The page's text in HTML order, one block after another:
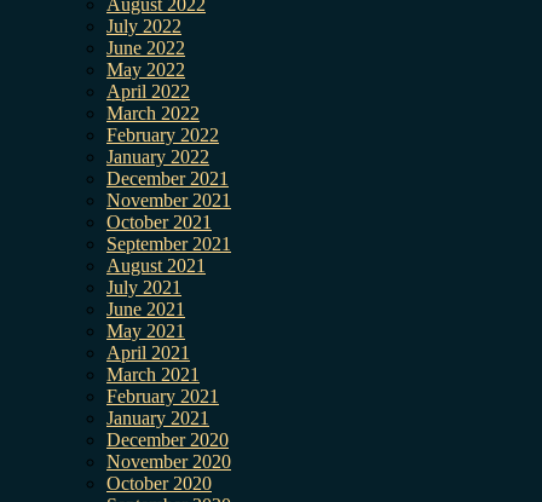
August 2022
July 2022
June 2022
May 2022
April 2022
March 2022
February 2022
January 2022
December 2021
November 2021
October 2021
September 2021
August 2021
July 2021
June 2021
May 2021
April 2021
March 2021
February 2021
January 2021
December 2020
November 2020
October 2020